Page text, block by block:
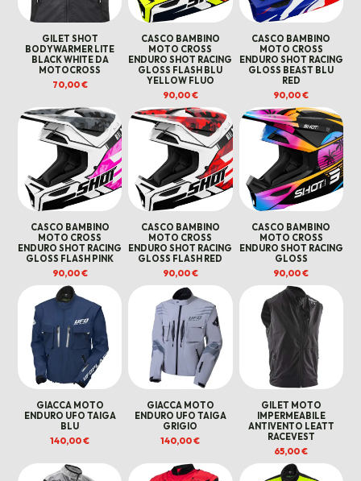
GILET SHOT
BODYWARMER LITE
BLACK WHITE DA
MOTOCROSS
70,00€
CASCO BAMBINO
MOTO CROSS
ENDURO SHOT RACING
GLOSS FLASH BLU
YELLOW FLUO
90,00€
CASCO BAMBINO
MOTO CROSS
ENDURO SHOT RACING
GLOSS BEAST BLU
RED
90,00€
CASCO BAMBINO
MOTO CROSS
ENDURO SHOT RACING
GLOSS FLASH PINK
90,00€
CASCO BAMBINO
MOTO CROSS
ENDURO SHOT RACING
GLOSS FLASH RED
90,00€
CASCO BAMBINO
MOTO CROSS
ENDURO SHOT RACING
GLOSS
90,00€
GIACCA MOTO
ENDURO UFO TAIGA
BLU
140,00€
GIACCA MOTO
ENDURO UFO TAIGA
GRIGIO
140,00€
GILET MOTO
IMPERMEABILE
ANTIVENTO LEATT
RACEVEST
65,00€